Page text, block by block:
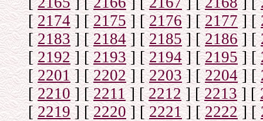
[2174] [2175] [2176] [2177] [
[2183] [2184] [2185] [2186] [
[2192] [2193] [2194] [2195] [
[2201] [2202] [2203] [2204] [
[2210] [2211] [2212] [2213] [
[2219] [2220] [2221] [2222] [